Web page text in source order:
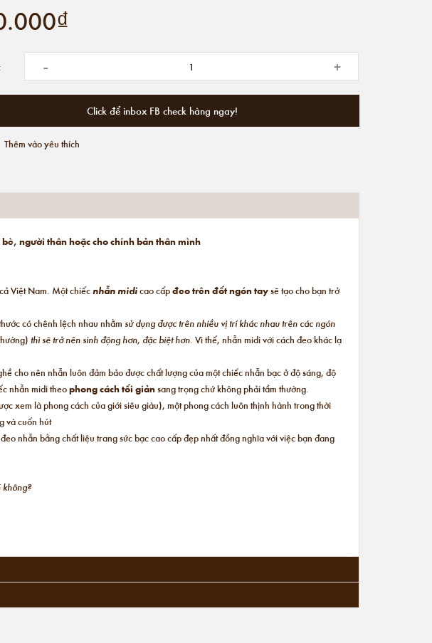
- +
Click để inbox FB check hàng ngay!
Thêm vào yêu thích
người thân hoặc cho chính bản thân mình
Việt Nam. Một chiếcnhẫn midicao cấpđeo trên đốt ngón taysẽ tạo cho bạn trở
có chênh lệch nhau nhằmsử dụng được trên nhiều vị trí khác nhau trên các ngón
thì sẽ trở nên sinh động hơn, đặc biệt hơn.Vì thế, nhẫn midi với cách đeo khác lạ
cho nên nhẫn luôn đảm bảo được chất lượng của một chiếc nhẫn bạc ở độ sáng, độ
nhẫn midi theophong cách tối giảnsang trọng chứ không phải tầm thường.
xem là phong cách của giới siêu giàu), một phong cách luôn thịnh hành trong thời
và cuốn hút
nhẫn bằng chất liệu trang sức bạc cao cấp đẹp nhất đồng nghĩa với việc bạn đang